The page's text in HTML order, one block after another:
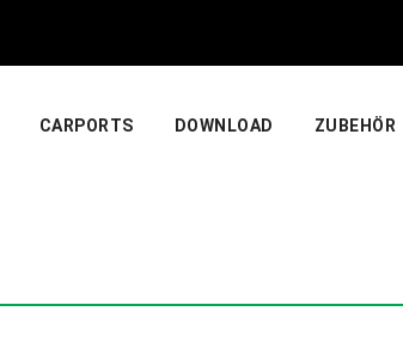
CARPORTS DOWNLOAD ZUBEHÖR